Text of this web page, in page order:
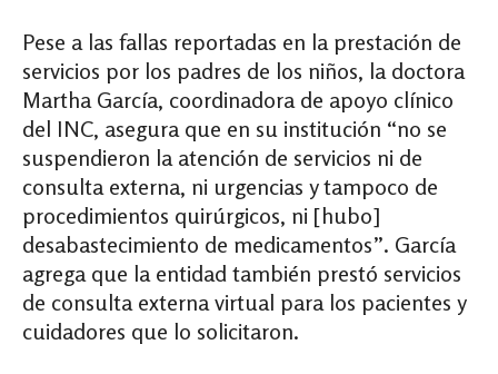
Pese a las fallas reportadas en la prestación de
servicios por los padres de los niños, la doctora
Martha García, coordinadora de apoyo clínico
del INC, asegura que en su institución “no se
suspendieron la atención de servicios ni de
consulta externa, ni urgencias y tampoco de
procedimientos quirúrgicos, ni [hubo]
desabastecimiento de medicamentos”. García
agrega que la entidad también prestó servicios
de consulta externa virtual para los pacientes y
cuidadores que lo solicitaron.